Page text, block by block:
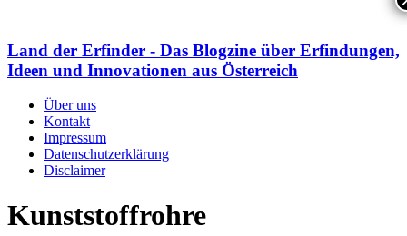
Land der Erfinder - Das Blogzine über Erfindungen,
Ideen und Innovationen aus Österreich
Über uns
Kontakt
Impressum
Datenschutzerklärung
Disclaimer
Kunststoffrohre